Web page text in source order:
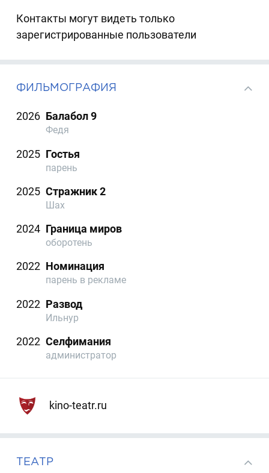
Контакты могут видеть только
зарегистрированные пользователи
ФИЛЬМОГРАФИЯ
2026 Балабол 9
Федя
2025 Гостья
парень
2025 Стражник 2
Шах
2024 Граница миров
оборотень
2022 Номинация
парень в рекламе
2022 Развод
Ильнур
2022 Селфимания
администратор
kino-teatr.ru
ТЕАТР